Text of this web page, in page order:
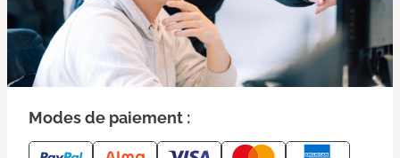
Modes de paiement :